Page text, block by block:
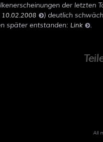
der letzten
10.02.2008
) deutlich
später entstanden: Link .
All